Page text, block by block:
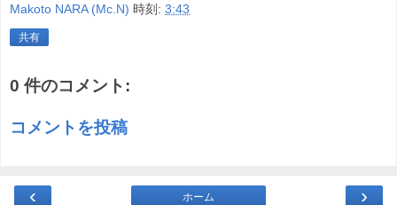
Makoto NARA (Mc.N) 時刻: 3:43
共有
0 件のコメント:
コメントを投稿
‹ ›
ホーム